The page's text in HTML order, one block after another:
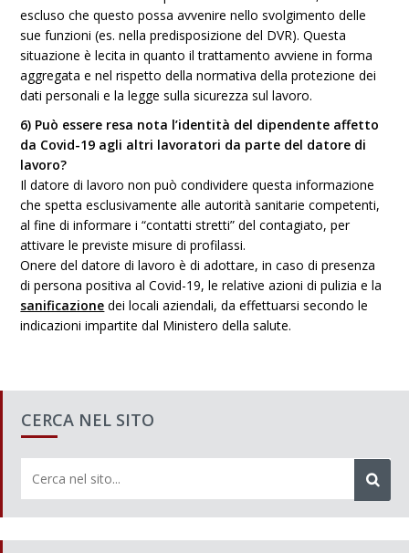
escluso che questo possa avvenire nello svolgimento delle
sue funzioni (es. nella predisposizione del DVR). Questa
situazione è lecita in quanto il trattamento avviene in forma
aggregata e nel rispetto della normativa della protezione dei
dati personali e la legge sulla sicurezza sul lavoro.
6) Può essere resa nota l’identità del dipendente affetto
da Covid-19 agli altri lavoratori da parte del datore di
lavoro?
Il datore di lavoro non può condividere questa informazione
che spetta esclusivamente alle autorità sanitarie competenti,
al fine di informare i “contatti stretti” del contagiato, per
attivare le previste misure di profilassi.
Onere del datore di lavoro è di adottare, in caso di presenza
di persona positiva al Covid-19, le relative azioni di pulizia e la
sanificazione dei locali aziendali, da effettuarsi secondo le
indicazioni impartite dal Ministero della salute.
CERCA NEL SITO